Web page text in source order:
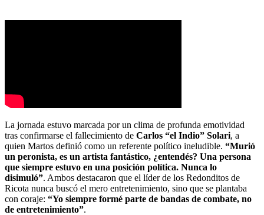
La jornada estuvo marcada por un clima de profunda emotividad
tras confirmarse el fallecimiento de Carlos “el Indio” Solari, a
quien Martos definió como un referente político ineludible. “Murió
un peronista, es un artista fantástico, ¿entendés? Una persona
que siempre estuvo en una posición política. Nunca lo
disimuló”. Ambos destacaron que el líder de los Redonditos de
Ricota nunca buscó el mero entretenimiento, sino que se plantaba
con coraje: “Yo siempre formé parte de bandas de combate, no
de entretenimiento”.